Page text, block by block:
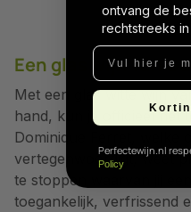
Een glas wijn van
Met een glas witte wijn
hand, kun je officieel het
Dominique Ferret, welke
vertegenwoordigt, weet
te stoppen waarvan jij
toegankelijk, verfrissend
ontvang de
rechtstreeks
Vul hier je
Perfectewijn.nl
Policy